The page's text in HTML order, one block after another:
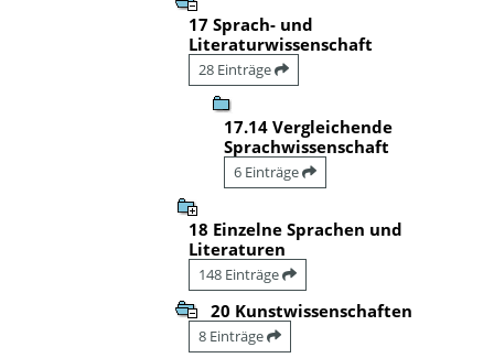
17 Sprach- und
Literaturwissenschaft
28 Einträge
17.14 Vergleichende
Sprachwissenschaft
6 Einträge
18 Einzelne Sprachen und
Literaturen
148 Einträge
20 Kunstwissenschaften
8 Einträge